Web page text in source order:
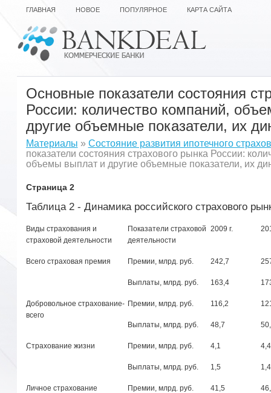
ГЛАВНАЯ НОВОЕ ПОПУЛЯРНОЕ КАРТА САЙТА
Основные показатели состояния
России: количество компаний,
другие объемные показатели, их
Материалы » Состояние развития ипотечного
показатели состояния страхового рынка России:
объемы выплат и другие объемные показатели, их
Страница 2
Таблица 2 - Динамика российского страхового
Виды страхования и
страховой деятельности
Показатели страховой
деятельности
2009 г.
Всего страховая премия Премии, млрд. руб. 242,7
Выплаты, млрд. руб. 163,4
Добровольное страхование-
всего
Премии, млрд. руб. 116,2
Выплаты, млрд. руб. 48,7
Страхование жизни Премии, млрд. руб. 4,1 4,4
Выплаты, млрд. руб. 1,5 1,4
Личное страхование Премии, млрд. руб. 41,5